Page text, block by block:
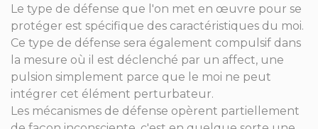
Le type de défense que l'on met en œuvre pour se
protéger est spécifique des caractéristiques du moi.
Ce type de défense sera également compulsif dans
la mesure où il est déclenché par un affect, une
pulsion simplement parce que le moi ne peut
intégrer cet élément perturbateur.
Les mécanismes de défense opèrent partiellement